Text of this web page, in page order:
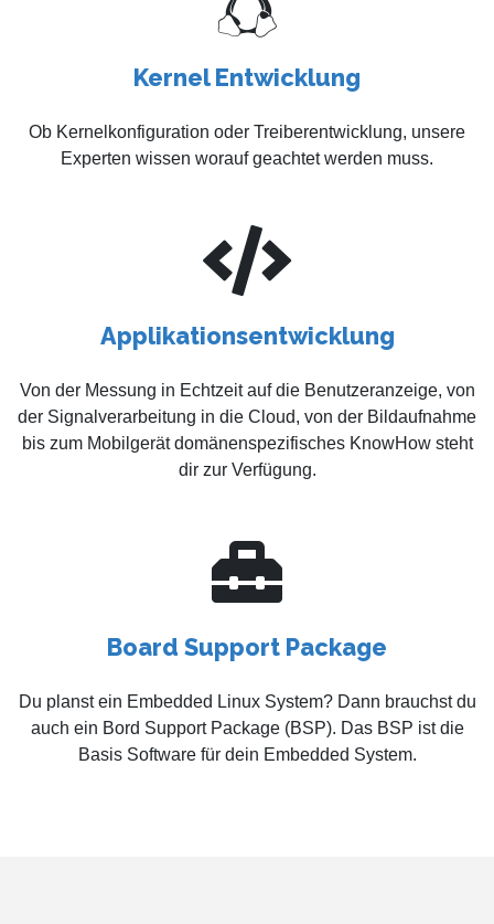
Kernel Entwicklung
Ob Kernelkonfiguration oder Treiberentwicklung, unsere
Experten wissen worauf geachtet werden muss.
Applikationsentwicklung
Von der Messung in Echtzeit auf die Benutzeranzeige, von
der Signalverarbeitung in die Cloud, von der Bildaufnahme
bis zum Mobilgerät domänenspezifisches KnowHow steht
dir zur Verfügung.
Board Support Package
Du planst ein Embedded Linux System? Dann brauchst du
auch ein Bord Support Package (BSP). Das BSP ist die
Basis Software für dein Embedded System.